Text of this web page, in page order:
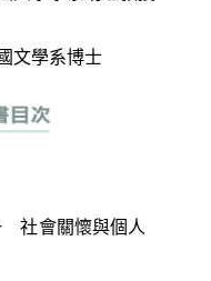
社會關懷與個人